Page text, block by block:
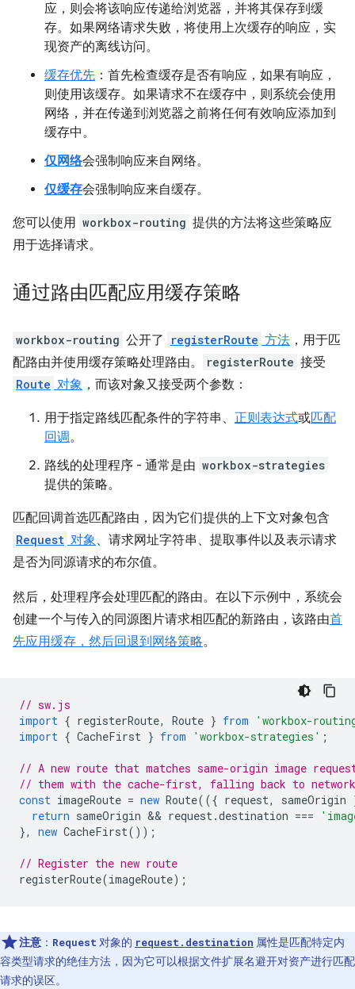
应，则会将该响应传递给浏览器，并将其保存到缓
存。如果网络请求失败，将使用上次缓存的响应，实
现资产的离线访问。
缓存优先 ：首先检查缓存是否有响应，如果有响应，
则使用该缓存。如果请求不在缓存中，则系统会使用
网络，并在传递到浏览器之前将任何有效响应添加到
缓存中。
仅网络会强制响应来自网络。
仅缓存会强制响应来自缓存。
您可以使用 workbox-routing 提供的方法将这些策略应
用于选择请求。
通过路由匹配应用缓存策略
workbox-routing 公开了 registerRoute 方法 ，用于匹
配路由并使用缓存策略处理路由。
registerRoute 接受
Route 对象 ，而该对象又接受两个参数：
用于指定路线匹配条件的字符串、 正则表达式或匹配
回调。
路线的处理程序 - 通常是由 workbox-strategies
提供的策略。
匹配回调首选匹配路由，因为它们提供的上下文对象包含
Request 对象、请求网址字符串、提取事件以及表示请求
是否为同源请求的布尔值。
然后，处理程序会处理匹配的路由。在以下示例中，系统会
创建一个与传入的同源图片请求相匹配的新路由，该路由首
先应用缓存，然后回退到网络策略。
// sw.js
import { registerRoute, Route } from
'workbox-
import { CacheFirst } from 'workbox-strategies' ;
// A new route that matches same-origin image
// them with the cache-first, falling back to
const imageRoute = new Route(({ request, sameOrigin
return sameOrigin && request.destination ===
},
new CacheFirst());
// Register the new route
registerRoute(imageRoute);
注意 ： Request 对象的 request.destination 属性是匹配特定内
容类型请求的绝佳方法，因为它可以根据文件扩展名避开对资产进行匹配
请求的误区。